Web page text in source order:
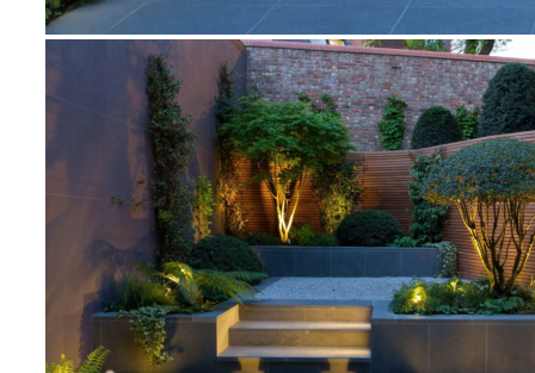
Как Угодить Свекле
Ландшафтный Дизайн: Превращение
Пространства В Искусство
Какие Цветы Украсят Альпинарий?
Что Можно Посадить Рядом С
Хвойными – Примеры Удачных
Сочетаний Растений